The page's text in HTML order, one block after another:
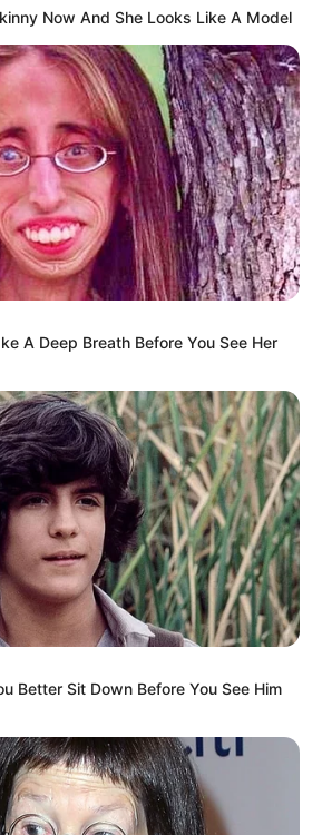
ARTIKEL LAINNYA
Nyimas Ratu Rafa
Now And She Looks Like A Model
A Deep Breath Before You See Her
Better Sit Down Before You See Him